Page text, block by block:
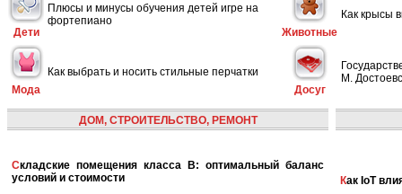
Дети
Плюсы и минусы обучения детей игре на
фортепиано
Животные
Как крысы
Мода
Как выбрать и носить стильные перчатки
Досуг
М.
ДОМ, СТРОИТЕЛЬСТВО, РЕМОНТ
Складские помещения класса B: оптимальный баланс
условий и стоимости
Как IoT